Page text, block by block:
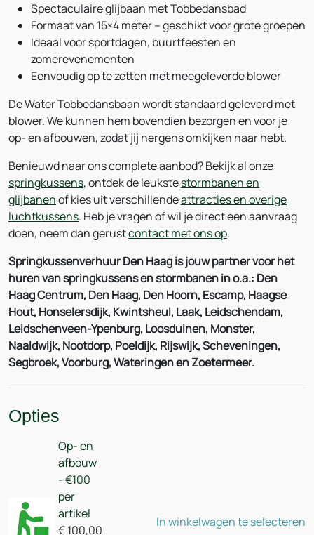
Spectaculaire glijbaan met Tobbedansbad
Formaat van 15×4 meter – geschikt voor grote groepen
Ideaal voor sportdagen, buurtfeesten en
zomerevenementen
Eenvoudig op te zetten met meegeleverde blower
De Water Tobbedansbaan wordt standaard geleverd met
blower. We kunnen hem bovendien bezorgen en voor je
op- en afbouwen, zodat jij nergens omkijken naar hebt.
Benieuwd naar ons complete aanbod? Bekijk al onze
springkussens, ontdek de leukstestormbanen en
glijbanenof kies uit verschillendeattracties en overige
luchtkussens. Heb je vragen of wil je direct een aanvraag
doen, neem dan gerustcontact met ons op.
Springkussenverhuur Den Haag is jouw partner voor het
huren van springkussens en stormbanen in o.a.: Den
Haag Centrum, Den Haag, Den Hoorn, Escamp, Haagse
Hout, Honselersdijk, Kwintsheul, Laak, Leidschendam,
Leidschenveen-Ypenburg, Loosduinen, Monster,
Naaldwijk, Nootdorp, Poeldijk, Rijswijk, Scheveningen,
Segbroek, Voorburg, Wateringen en Zoetermeer.
Opties
Op- en
afbouw
- €100
per
artikel
€100,00
In winkelwagen te selecteren